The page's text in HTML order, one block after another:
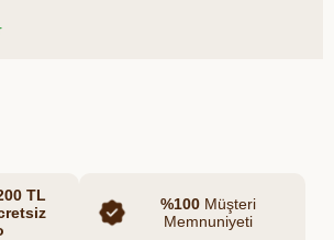
şampuan, doğal
Saç ve Vücut
keyifli ve
TL
%100Müşteri
Memnuniyeti